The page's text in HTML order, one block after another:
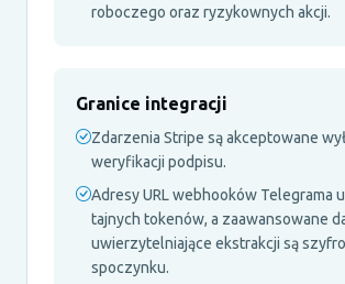
roboczego oraz ryzykownych akcji.
Granice integracji
Zdarzenia Stripe są akceptowane
weryfikacji podpisu.
Adresy URL webhooków Telegrama
tajnych tokenów, a zaawansowane
uwierzytelniające ekstrakcji są
spoczynku.